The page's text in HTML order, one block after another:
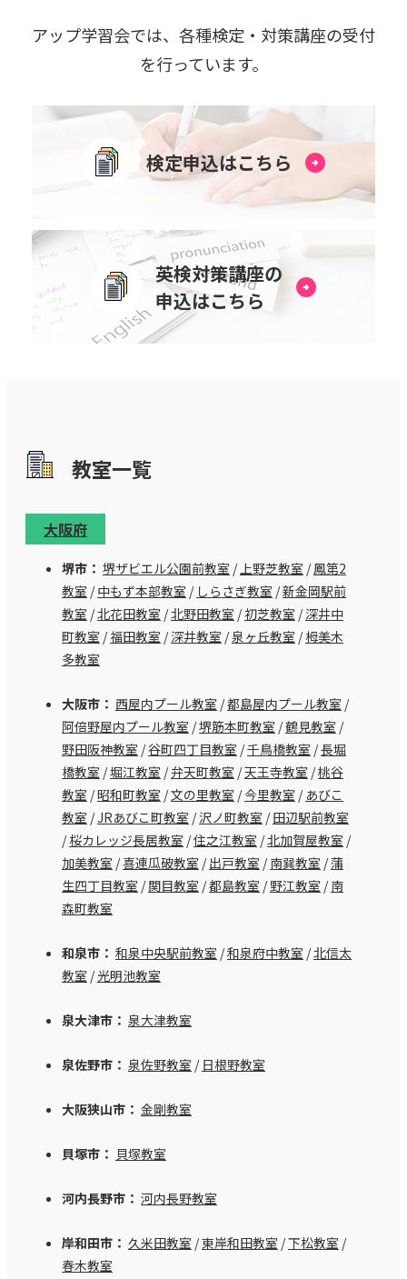
アップ学習会では、各種検定・対策講座の受付
を⾏っています。
検定申込はこちら
英検対策講座の
申込はこちら
教室⼀覧
大阪府
堺市： 堺ザビエル公園前教室 /上野芝教室 /鳳第2
教室 /中もず本部教室 / しらさぎ教室 /新金岡駅前
教室 /北花田教室 /北野田教室 /初芝教室 /深井中
町教室 /福田教室 /深井教室 /泉ヶ丘教室 /栂美木
多教室
大阪市： 西屋内プール教室 /都島屋内プール教室 /
阿倍野屋内プール教室 /堺筋本町教室 /鶴見教室 /
野田阪神教室 /谷町四丁目教室 /千鳥橋教室 /長堀
橋教室 /堀江教室 /弁天町教室 /天王寺教室 /桃谷
教室 /昭和町教室 /文の里教室 /今里教室 / あびこ
教室 /JRあびこ町教室 /沢ノ町教室 /田辺駅前教室
/桜カレッジ長居教室 /住之江教室 /北加賀屋教室 /
加美教室 /喜連瓜破教室 /出戸教室 /南巽教室 /蒲
生四丁目教室 /関目教室 /都島教室 /野江教室 /南
森町教室
和泉市： 和泉中央駅前教室 /和泉府中教室 /北信太
教室 /光明池教室
泉大津市： 泉大津教室
泉佐野市： 泉佐野教室 / 日根野教室
大阪狭山市： 金剛教室
貝塚市： 貝塚教室
河内長野市： 河内長野教室
岸和田市： 久米田教室 /東岸和田教室 /下松教室 /
春木教室